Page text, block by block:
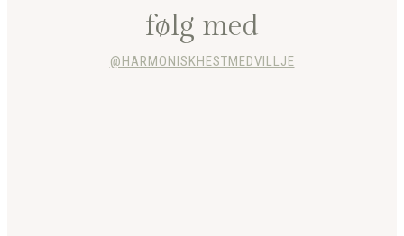
følg med
@HARMONISKHESTMEDVILLJE